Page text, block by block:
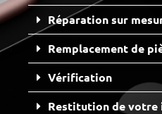
Réparation sur
Remplacement de
Vérification
Restitution de votre